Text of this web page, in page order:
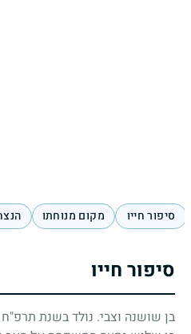
סיפור חייו מקום מנוחתו
סיפור חייו
בן שושנה וצבי. נולד בשנת תרפ"ח